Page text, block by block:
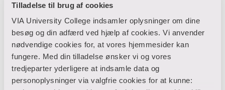
Tilladelse til brug af cookies
VIA University College indsamler oplysninger om dine
besøg og din adfærd ved hjælp af cookies. Vi anvender
nødvendige cookies for, at vores hjemmesider kan
fungere. Med din tilladelse ønsker vi og vores
tredjeparter yderligere at indsamle data og
personoplysninger via valgfrie cookies for at kunne:
som:
​Fællesskab som grundlag for individuel
udvikling
Når fællesskaber ekskluderer fremfor at
inkludere
Børnefællesskaber og
Undervisningen veksler mellem oplæg,
gruppearbejde, refleksionsøvelser, casearbejde
og fælles drøftelser.
For at få mest ud af din deltagelse anbefaler vi,
at du forbereder dig ved at læse den
Eksamensform
Skriftlig eksamen med udgangspunkt i en
portfolio.
Målgruppe
Forløbet er for dig, der ønsker at styrke børns og
unge muligheder for at kunne deltage i
Adgangskrav